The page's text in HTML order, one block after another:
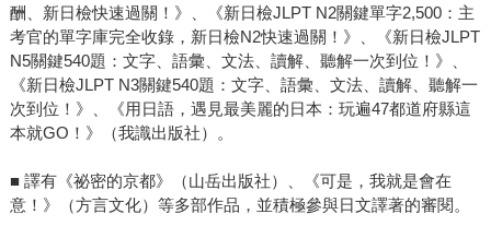
酬、新日檢快速過關！》、《新日檢JLPT N2關鍵單字2,500：主
考官的單字庫完全收錄，新日檢N2快速過關！》、《新日檢JLPT
N5關鍵540題：文字、語彙、文法、讀解、聽解一次到位！》、
《新日檢JLPT N3關鍵540題：文字、語彙、文法、讀解、聽解一
次到位！》、《用日語，遇見最美麗的日本：玩遍47都道府縣這
本就GO！》（我識出版社）。
■ 譯有《祕密的京都》（山岳出版社）、《可是，我就是會在
意！》（方言文化）等多部作品，並積極參與日文譯著的審閱。